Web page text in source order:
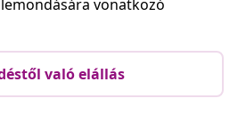
vonatkozó
való elállás